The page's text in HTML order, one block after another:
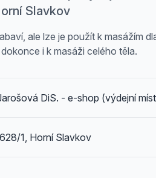
Slavkov
ale lze je použít k masážím
i k masáži celého těla.
DiS. - e-shop (výdejní
1, Horní Slavkov